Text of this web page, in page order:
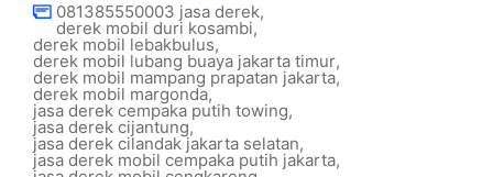
081385550003 jasa derek,
derek mobil duri kosambi,
derek mobil lebakbulus,
derek mobil lubang buaya jakarta timur,
derek mobil mampang prapatan jakarta,
derek mobil margonda,
jasa derek cempaka putih towing,
jasa derek cijantung,
jasa derek cilandak jakarta selatan,
jasa derek mobil cempaka putih jakarta,